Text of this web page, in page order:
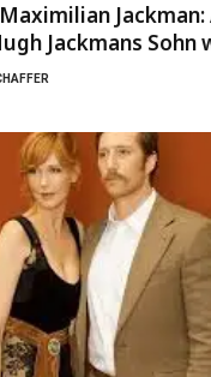
Jackman:
Jackmans Sohn